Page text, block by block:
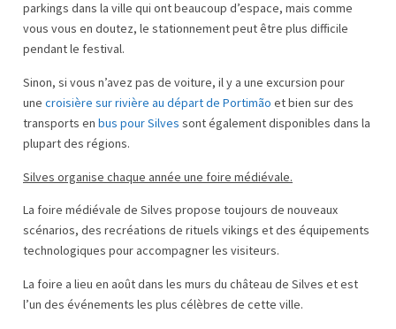
parkings dans la ville qui ont beaucoup d’espace, mais comme
vous vous en doutez, le stationnement peut être plus difficile
pendant le festival.
Sinon, si vous n’avez pas de voiture, il y a une excursion pour
une croisière sur rivière au départ de Portimão et bien sur des
transports en bus pour Silves sont également disponibles dans la
plupart des régions.
Silves organise chaque année une foire médiévale.
La foire médiévale de Silves propose toujours de nouveaux
scénarios, des recréations de rituels vikings et des équipements
technologiques pour accompagner les visiteurs.
La foire a lieu en août dans les murs du château de Silves et est
l’un des événements les plus célèbres de cette ville.